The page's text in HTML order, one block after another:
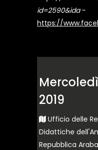
id=2590&ida-
https://
2019
Ufficio delle
Didattiche
Repubblica